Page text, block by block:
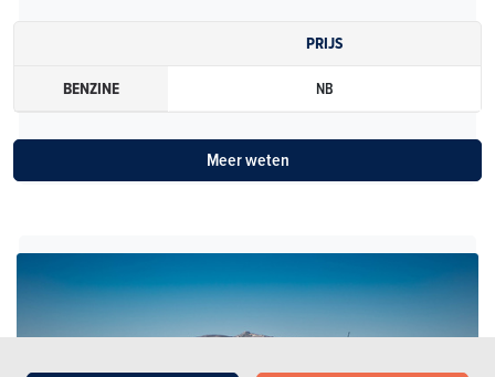
PRIJS
BENZINE
NB
Meer weten